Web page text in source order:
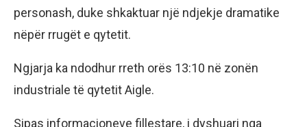
personash, duke shkaktuar një ndjekje dramatike
nëpër rrugët e qytetit.
Ngjarja ka ndodhur rreth orës 13:10 në zonën
industriale të qytetit Aigle.
Sipas informacioneve fillestare, i dyshuari nga